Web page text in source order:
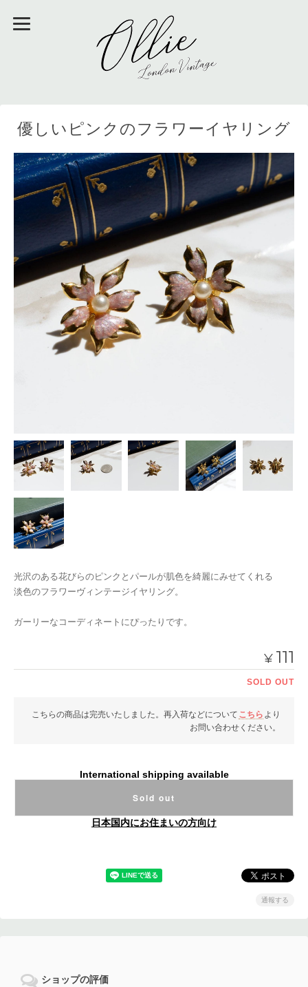
優しいピンクのフラワーイヤリング
光沢のある花びらのピンクとパールが肌色を綺麗にみせてくれる
淡色のフラワーヴィンテージイヤリング。
ガーリーなコーディネートにぴったりです。
¥ 111
SOLD OUT
こちらの商品は完売いたしました。再入荷などについて こちら より
お問い合わせください。
International shipping available
Sold out
日本国内にお住まいの方向け
通報する
ショップの評価